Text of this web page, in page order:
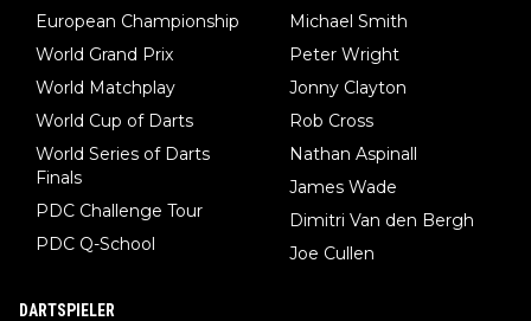
European Championship
World Grand Prix
World Matchplay
World Cup of Darts
World Series of Darts
Finals
PDC Challenge Tour
PDC Q-School
Michael Smith
Peter Wright
Jonny Clayton
Rob Cross
Nathan Aspinall
James Wade
Dimitri Van den Bergh
Joe Cullen
DARTSPIELER